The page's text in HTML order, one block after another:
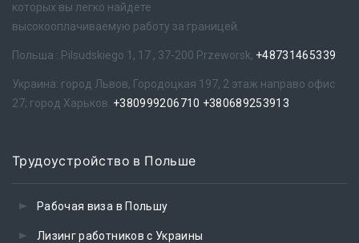
которых вы легко найдете
высокооплачиваемую работу за границей.
Польша : Pilsudskiego 1, 17 , 37-200 Przeworsk, +48731465339
Украина: город Львов, Городоцкая 197, 2 этаж направо офис
27; город Харьков. +380999206710 +380689253913
Трудоустройство в Польше
Рабочая виза в Польшу
Лизинг работников с Украины